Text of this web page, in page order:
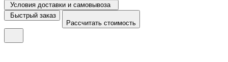
Условия доставки и самовывоза
Быстрый заказ
Рассчитать стоимость